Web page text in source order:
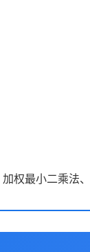
权最小二乘法